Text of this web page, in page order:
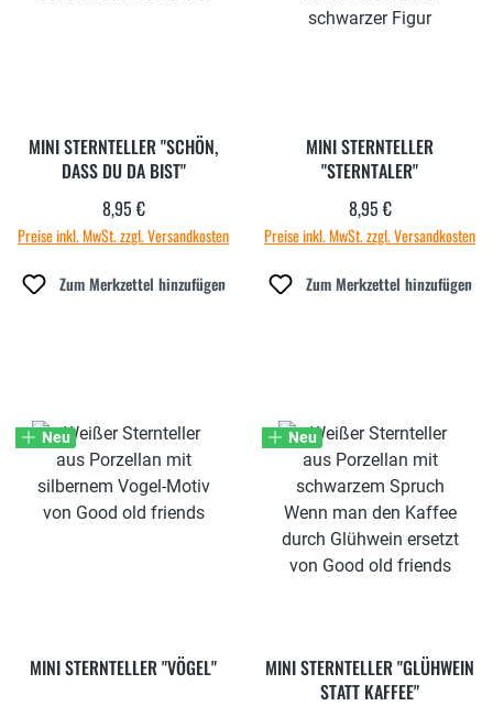
MINI STERNTELLER "SCHÖN,
DASS DU DA BIST"
Regulärer Preis:
8,95 €
Preise inkl. MwSt. zzgl. Versandkosten
Zum Merkzettel hinzufügen
MINI STERNTELLER
"STERNTALER"
Regulärer Preis:
8,95 €
Preise inkl. MwSt. zzgl. Versandkosten
Zum Merkzettel hinzufügen
Neu
MINI STERNTELLER "VÖGEL"
Neu
MINI STERNTELLER "GLÜHWEIN
STATT KAFFEE"